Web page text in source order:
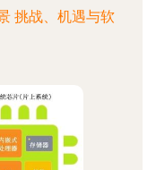
挑战、机遇与软